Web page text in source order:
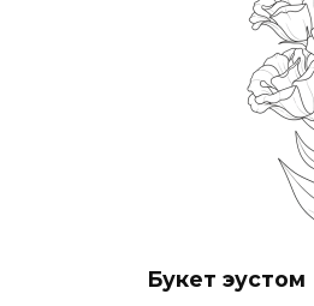
Букет эустом